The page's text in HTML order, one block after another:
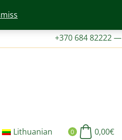
+370 684 82222—
Lithuanian 0 0,00€